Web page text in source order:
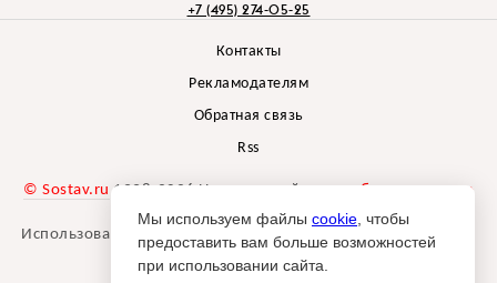
+7 (495) 274-05-25
Контакты
Рекламодателям
Обратная связь
Rss
© Sostav.ru 1998-2026 Независимый проектбрендингового
агентства Depot
Использование материалов Sostav.ru допустимо только при
указании источника.
Мы используем файлы cookie , чтобы
предоставить вам больше возможностей
при использовании сайта.